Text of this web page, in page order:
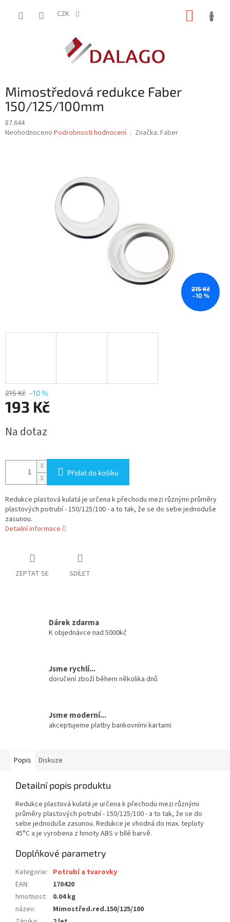
CZK
Mimostředová redukce Faber
150/125/100mm
87.644
Průměrné
Neohodnoceno Podrobnosti hodnocení Značka: Faber
215 Kč
–10 %
215 Kč –10 %
193 Kč
cena:
Na dotaz
Přidat do košíku
Redukce plastová kulatá je určena k přechodu mezi různými průměry
plastových potrubí - 150/125/100 - a to tak, že se do sebe jednoduše
zasunou.
Detailní informace
ZEPTAT SE SDÍLET
Dárek zdarma
K objednávce nad 5000kč
Jsme rychlí...
doručení zboží během několika dnů
Jsme moderní...
akceptujeme platby bankovními kartami
Popis Diskuze
Detailní popis produktu
Redukce plastová kulatá je určena k přechodu mezi různými
průměry plastových potrubí - 150/125/100 - a to tak, že se do
sebe jednoduše zasunou. Redukce je vhodná do max. teploty
45°C a je vyrobena z hmoty ABS v bílé barvě.
Doplňkové parametry
Kategorie: Potrubí a tvarovky
EAN:
170420
hmotnost:
0.04 kg
název:
Mimostřed.red.150/125/100